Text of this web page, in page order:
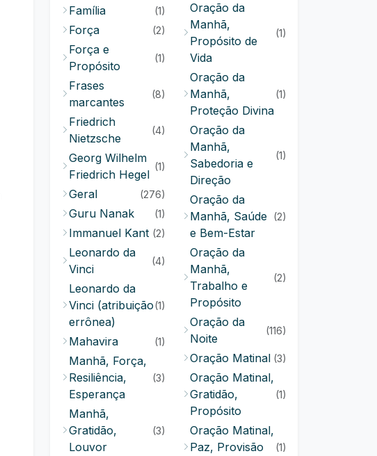
Família (1)
Força (2)
Força e
Propósito
(1)
Frases
marcantes
(8)
Friedrich
Nietzsche
(4)
Georg Wilhelm
Friedrich Hegel
(1)
Geral (276)
Guru Nanak (1)
Immanuel Kant (2)
Leonardo da
Vinci
(4)
Leonardo da
Vinci (atribuição
errônea)
(1)
Mahavira (1)
Manhã, Força,
Resiliência,
Esperança
(3)
Manhã,
Gratidão,
Louvor
(3)
Oração da
Manhã,
Propósito de
Vida
(1)
Oração da
Manhã,
Proteção Divina
(1)
Oração da
Manhã,
Sabedoria e
Direção
(1)
Oração da
Manhã, Saúde
e Bem-Estar
(2)
Oração da
Manhã,
Trabalho e
Propósito
(2)
Oração da
Noite
(116)
Oração Matinal (3)
Oração Matinal,
Gratidão,
Propósito
(1)
Oração Matinal,
Paz, Provisão
(1)